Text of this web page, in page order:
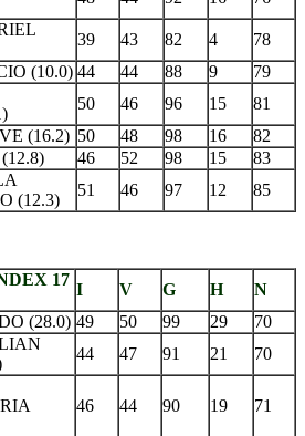
39 43 82 4
78
(10.0) 44 44 88 9
79
50 46 96 15
81
(16.2) 50 48 98 16
82
46 52 98 15
83
(12.3)
51 46 97 12 85
17
I V G H
N
(28.0) 49 50 99 29
70
44 47 91 21 70
46 44 90 19 71